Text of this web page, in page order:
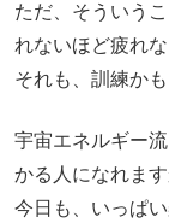
ただ、そういう
れないほど疲れ
それも、訓練かも
宇宙エネルギー
かる人になれます
今日も、いっぱ